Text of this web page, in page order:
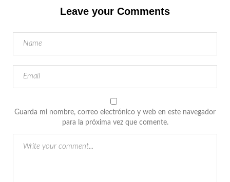
Leave your Comments
Guarda mi nombre, correo electrónico y web en este navegador
para la próxima vez que comente.